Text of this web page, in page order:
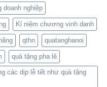
doanh nghiệp
Kỉ niệm chương vinh danh
qthn quatanghanoi
quà tặng pha lê
các dịp lễ tết như quà tặng